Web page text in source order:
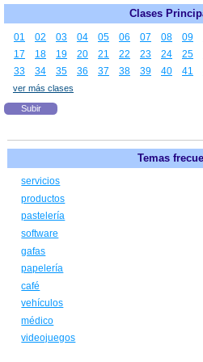
Clases
01 02 03 04 05 06 07 08 09
17
18 19 20 21 22 23 24 25
33
34 35 36 37 38 39 40 41
ver más clases
Subir
Temas
servicios
productos
pastelería
software
gafas
papelería
café
vehículos
médico
videojuegos